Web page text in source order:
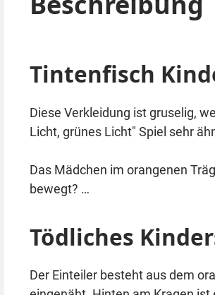
Tintenfisch
Diese Verkleidung ist gruselig,
Licht, grünes Licht" Spiel sehr
Das Mädchen im orangenen
bewegt?
Tödliches
Der Einteiler besteht aus dem